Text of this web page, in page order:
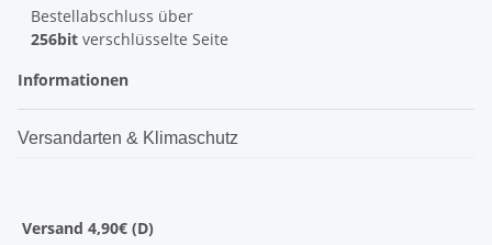
Bestellabschluss über
256bit verschlüsselte Seite
Informationen
Versandarten & Klimaschutz
Versand 4,90€ (D)